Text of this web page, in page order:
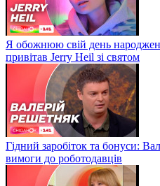
Я обожнюю свій день
привітав Jerry Heil зі святом
Гідний заробіток та бонуси:
вимоги до роботодавців